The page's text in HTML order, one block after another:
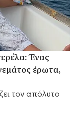
Ένας
έρωτα,
τον απόλυτο